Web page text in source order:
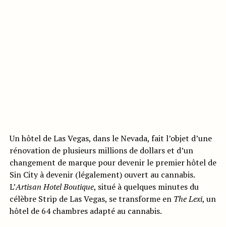
Un hôtel de Las Vegas, dans le Nevada, fait l’objet d’une
rénovation de plusieurs millions de dollars et d’un
changement de marque pour devenir le premier hôtel de
Sin City à devenir (légalement) ouvert au cannabis.
L’Artisan Hotel Boutique, situé à quelques minutes du
célèbre Strip de Las Vegas, se transforme en The Lexi, un
hôtel de 64 chambres adapté au cannabis.